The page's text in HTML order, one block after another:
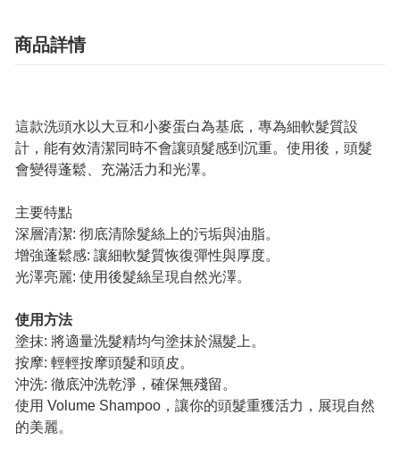
商品詳情
這款洗頭水以大豆和小麥蛋白為基底，專為細軟髮質設
計，能有效清潔同時不會讓頭髮感到沉重。使用後，頭髮
會變得蓬鬆、充滿活力和光澤。
主要特點
深層清潔: 彻底清除髮絲上的污垢與油脂。
增強蓬鬆感: 讓細軟髮質恢復彈性與厚度。
光澤亮麗: 使用後髮絲呈現自然光澤。
使用方法
塗抹: 將適量洗髮精均勻塗抹於濕髮上。
按摩: 輕輕按摩頭髮和頭皮。
沖洗: 徹底沖洗乾淨，確保無殘留。
使用 Volume Shampoo，讓你的頭髮重獲活力，展現自然
的美麗。